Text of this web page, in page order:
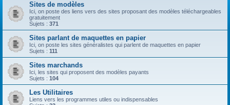
Sites de modèles
Ici, on poste des liens vers des sites proposant des modèles téléchargeables
gratuitement
Sujets : 371
Sites parlant de maquettes en papier
Ici, on poste les sites généralistes qui parlent de maquettes en papier
Sujets : 111
Sites marchands
Ici, les sites qui proposent des modèles payants
Sujets : 104
Les Utilitaires
Liens vers les programmes utiles ou indispensables